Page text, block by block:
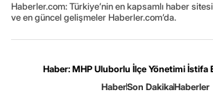
Haberler.com: Türkiye’nin en kapsamlı haber
ve en güncel gelişmeler Haberler.com’da.
Haber: MHP Uluborlu İlçe Yönetimi İstifa
HaberSon DakikaHaberler